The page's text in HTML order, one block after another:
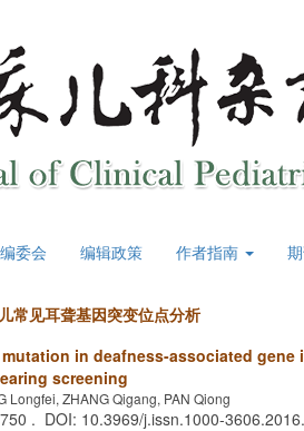
编委会 编辑政策 作者指南
常见耳聋基因突变位点分析
in deafness-associated gene
screening
Longfei, ZHANG Qigang, PAN Qiong
. DOI: 10.3969/j.issn.1000-